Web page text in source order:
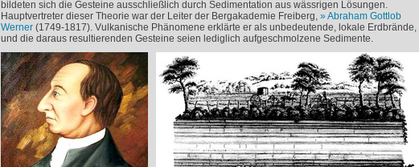
bildeten sich die Gesteine ausschließlich durch Sedimentation aus wässrigen Lösungen.
Hauptvertreter dieser Theorie war der Leiter der Bergakademie Freiberg,
Abraham Gottlob
Werner(1749-1817). Vulkanische Phänomene erklärte er als unbedeutende, lokale Erdbrände,
und die daraus resultierenden Gesteine seien lediglich aufgeschmolzene Sedimente.